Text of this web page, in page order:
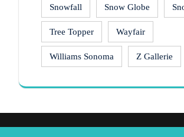
Snowfall Snow Globe
Tree Topper Wayfair
Williams Sonoma Z Gallerie